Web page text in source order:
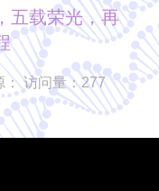
五载荣光，再
访问量：277